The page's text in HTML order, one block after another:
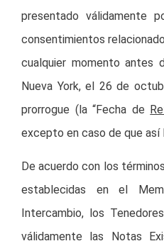
presentado válidamente
consentimientos
cualquier momento antes
Nueva York, el 26 de
prorrogue (la “Fecha de
excepto en caso de que así
De acuerdo con los
establecidas en el
Intercambio, los
válidamente las Notas